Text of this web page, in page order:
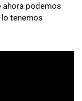
ahora podemos
tenemos